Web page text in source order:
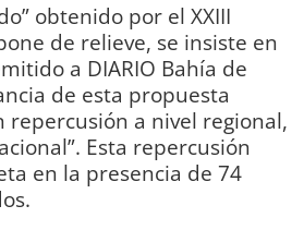
obtenido por el XXIII
de relieve, se insiste en
a DIARIO Bahía de
de esta propuesta
repercusión a nivel regional,
Esta repercusión
en la presencia de 74